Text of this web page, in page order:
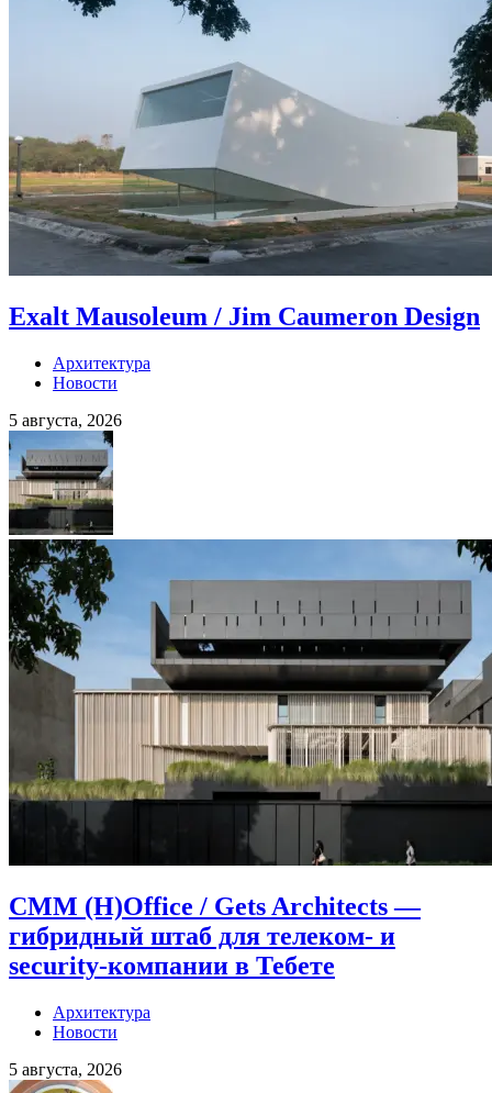
Exalt Mausoleum / Jim Caumeron Design
Архитектура
Новости
5 августа, 2026
CMM (H)Office / Gets Architects —
гибридный штаб для телеком- и
security-компании в Тебете
Архитектура
Новости
5 августа, 2026